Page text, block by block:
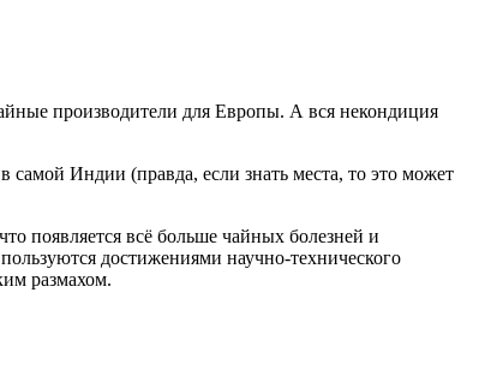
производители для Европы. А вся некондиция
Индии (правда, если знать места, то это может
появляется всё больше чайных болезней и
достижениями научно-технического
размахом.